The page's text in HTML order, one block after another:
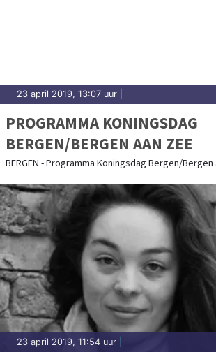
23 april 2019, 13:07 uur
PROGRAMMA KONINGSDAG
BERGEN/BERGEN AAN ZEE
BERGEN - Programma Koningsdag Bergen/Bergen
23 april 2019, 11:54 uur